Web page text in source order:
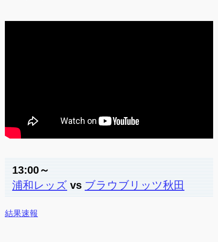
13:00～
浦和レッズvsブラウブリッツ秋田
結果速報